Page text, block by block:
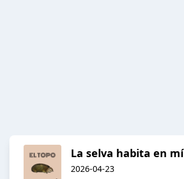
La selva habita en mí
2026-04-23